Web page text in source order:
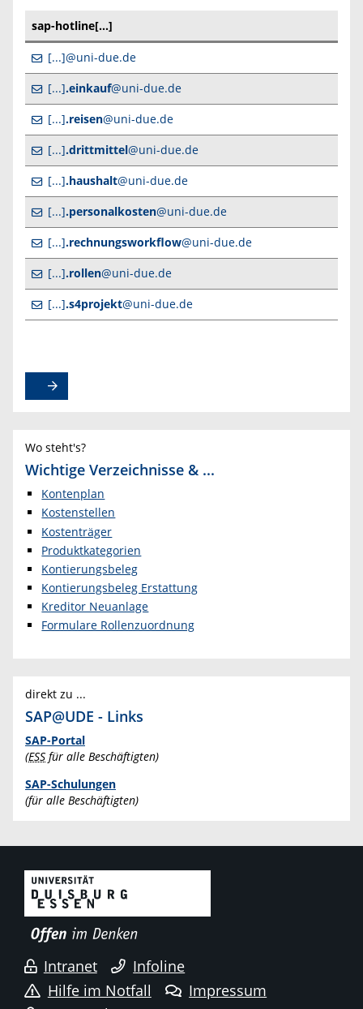
sap-hotline[...]
[...]@uni-due.de
[...].einkauf@uni-due.de
[...].reisen@uni-due.de
[...].drittmittel@uni-due.de
[...].haushalt@uni-due.de
[...].personalkosten@uni-due.de
[...].rechnungsworkflow@uni-due.de
[...].rollen@uni-due.de
[...].s4projekt@uni-due.de
Wo steht's?
Wichtige Verzeichnisse & ...
Kontenplan
Kostenstellen
Kostenträger
Produktkategorien
Kontierungsbeleg
Kontierungsbeleg Erstattung
Kreditor Neuanlage
Formulare Rollenzuordnung
direkt zu ...
SAP@UDE - Links
SAP-Portal
(ESS für alle Beschäftigten)
SAP-Schulungen
(für alle Beschäftigten)
Intranet
Infoline
Hilfe im Notfall
Impressum